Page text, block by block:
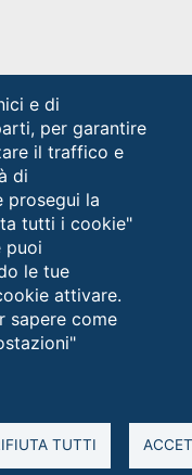
e di
per garantire
il traffico e
di
prosegui la
tutti i cookie"
puoi
le tue
attivare.
sapere come
TUTTI
89/91 •